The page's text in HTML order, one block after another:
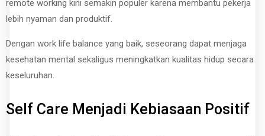
remote working kini semakin populer karena membantu pekerja
lebih nyaman dan produktif.
Dengan work life balance yang baik, seseorang dapat menjaga
kesehatan mental sekaligus meningkatkan kualitas hidup secara
keseluruhan.
Self Care Menjadi Kebiasaan Positif